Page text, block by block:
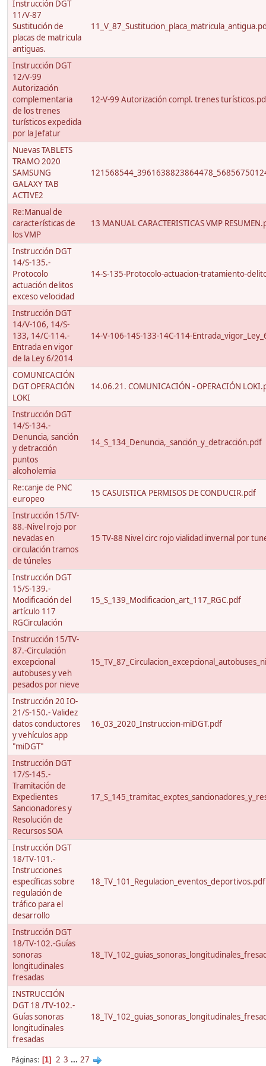
Instrucción DGT
11/V-87
Sustitución de
placas de matricula
antiguas.
Instrucción DGT
12/V-99
Autorización
complementaria
de los trenes
turísticos expedida
por la Jefatur
12-V-99 Autorización compl. trenes
Nuevas TABLETS
TRAMO 2020
SAMSUNG
GALAXY TAB
ACTIVE2
Re:Manual de
características de
los VMP
13 MANUAL CARACTERISTICAS VMP
Instrucción DGT
14/S-135.-
Protocolo
actuación delitos
exceso velocidad
14-S-135-Protocolo-actuacion-tratamiento-
Instrucción DGT
14/V-106, 14/S-
133, 14/C-114.-
Entrada en vigor
de la Ley 6/2014
14-V-106-14S-133-14C-114-
COMUNICACIÓN
DGT OPERACIÓN
LOKI
14.06.21. COMUNICACIÓN - OPERACIÓN
Instrucción DGT
14/S-134.-
Denuncia, sanción
y detracción
puntos
alcoholemia
14_S_134_Denuncia,_sanción_y_detracción.pdf
Re:canje de PNC
europeo
15 CASUISTICA PERMISOS DE CONDUCIR.pdf
Instrucción 15/TV-
88.-Nivel rojo por
nevadas en
circulación tramos
de túneles
15 TV-88 Nivel circ rojo vialidad invernal por
Instrucción DGT
15/S-139.-
Modificación del
artículo 117
RGCirculación
15_S_139_Modificacion_art_117_RGC.pdf
Instrucción 15/TV-
87.-Circulación
excepcional
autobuses y veh
pesados por nieve
Instrucción 20 IO-
21/S-150.- Validez
datos conductores
y vehículos app
"miDGT"
16_03_2020_Instruccion-miDGT.pdf
Instrucción DGT
17/S-145.-
Tramitación de
Expedientes
Sancionadores y
Resolución de
Recursos SOA
Instrucción DGT
18/TV-101.-
Instrucciones
específicas sobre
regulación de
tráfico para el
desarrollo
18_TV_101_Regulacion_eventos_deportivos.pdf
Instrucción DGT
18/TV-102.-Guías
sonoras
longitudinales
fresadas
INSTRUCCIÓN
DGT 18 /TV-102.-
Guías sonoras
longitudinales
fresadas
Páginas 1 2 3 ... 27